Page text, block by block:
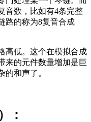
音数，比如有4条完整
路的称为8复音合成
高低。这个在模拟合成
来的元件数量增加是巨
的和声了。
：